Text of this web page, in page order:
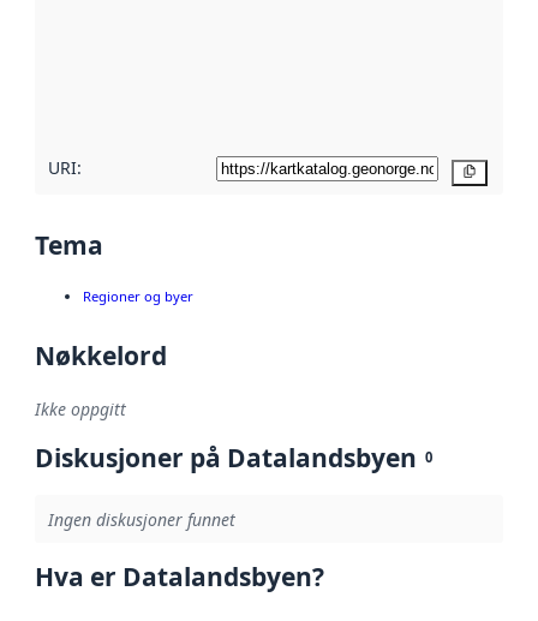
URI:
Tema
Regioner og byer
Nøkkelord
Ikke oppgitt
Diskusjoner på Datalandsbyen 0
Ingen diskusjoner funnet
Hva er Datalandsbyen?